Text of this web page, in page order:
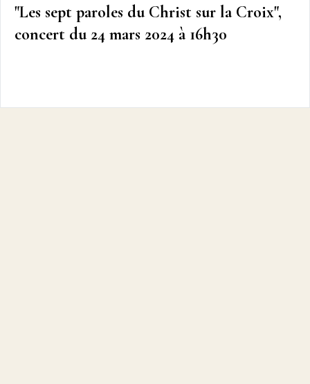
"Les sept paroles du Christ sur la Croix",
concert du 24 mars 2024 à 16h30